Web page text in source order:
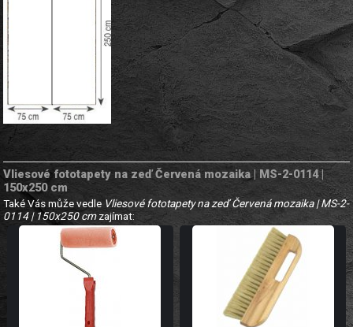
Vliesové fototapety na zeď Červená mozaika | MS-2-0114 |
150x250 cm
Také Vás může vedle Vliesové fototapety na zeď Červená mozaika | MS-2-
0114 | 150x250 cmzajímat: